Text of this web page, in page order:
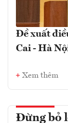
Đề xuất
Cai - Hà
Xem thêm
Đừng bỏ